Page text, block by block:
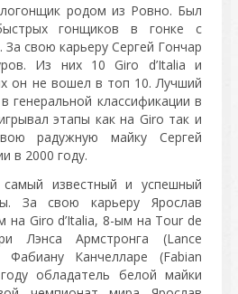
родом из Ровно. Был
гонщиков в гонке с
свою карьеру Сергей Гончар
Из них 10 Giro d’Italia и
он не вошел в топ 10. Лучший
генеральной классификации в
этапы как на Giro так и
радужную майку Сергей
в 2000 году.
известный и успешный
За свою карьеру Ярослав
на Giro d’Italia, 8-ым на Tour de
Лэнса Армстронга (Lance
Канчелларе (Fabian
обладатель белой майки